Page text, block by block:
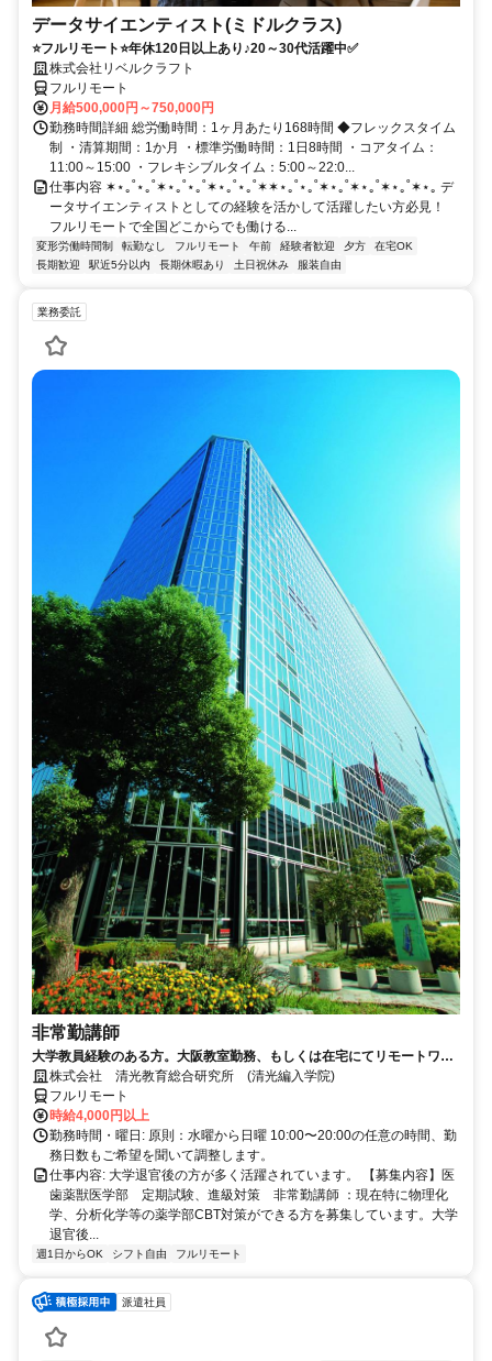
データサイエンティスト(ミドルクラス)
⭐フルリモート⭐年休120日以上あり♪20～30代活躍中✅
株式会社リベルクラフト
フルリモート
月給500,000円～750,000円
勤務時間詳細 総労働時間：1ヶ月あたり168時間 ◆フレックスタイム
制 ・清算期間：1か月 ・標準労働時間：1日8時間 ・コアタイム：
11:00～15:00 ・フレキシブルタイム：5:00～22:0...
仕事内容 ✶⋆｡˚⋆｡˚✶⋆｡˚⋆｡˚✶⋆｡˚⋆｡˚✶✶⋆｡˚⋆｡˚✶⋆｡˚✶⋆｡˚✶⋆｡˚✶⋆｡ デ
ータサイエンティストとしての経験を活かして活躍したい方必見！
フルリモートで全国どこからでも働ける...
変形労働時間制 転勤なし フルリモート 午前 経験者歓迎 夕方
在宅OK
長期歓迎
駅近5分以内 長期休暇あり 土日祝休み 服装自由
業務委託
非常勤講師
大学教員経験のある方。大阪教室勤務、もしくは在宅にてリモートワー
ク可能。退官した先生が活躍中。
株式会社 清光教育総合研究所 (清光編入学院)
フルリモート
時給4,000円以上
勤務時間・曜日: 原則：水曜から日曜 10:00〜20:00の任意の時間、勤
務日数もご希望を聞いて調整します。
仕事内容: 大学退官後の方が多く活躍されています。 【募集内容】医
歯薬獣医学部 定期試験、進級対策 非常勤講師 ：現在特に物理化
学、分析化学等の薬学部CBT対策ができる方を募集しています。大学
退官後...
週1日からOK シフト自由 フルリモート
派遣社員